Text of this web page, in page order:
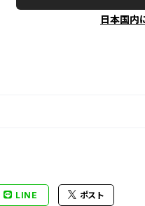
日本国内
LINE ポスト